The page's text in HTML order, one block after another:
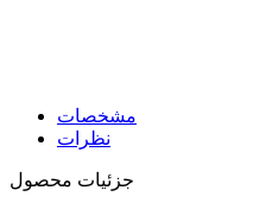
مشخصات
نظرات
جزئیات محصول